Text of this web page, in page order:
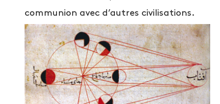
communion avec d’autres civilisations.